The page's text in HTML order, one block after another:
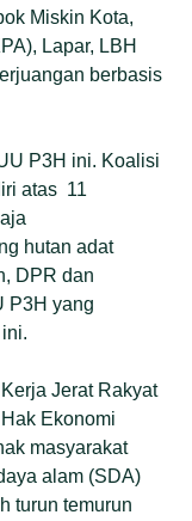
Miskin Kota,
Lapar, LBH
berbasis
P3H ini. Koalisi
atas 11
hutan adat
DPR dan
P3H yang
Jerat Rakyat
Ekonomi
masyarakat
alam (SDA)
turun temurun